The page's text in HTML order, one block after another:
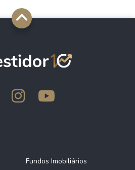
Fundos Imobiliários